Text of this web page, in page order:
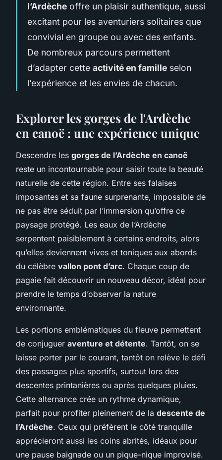
l’Ardèche offre un plaisir authentique, aussi
excitant pour les aventuriers solitaires que
convivial en groupe ou avec des enfants.
De nombreux parcours permettent
d’adapter cette activité en famille selon
l’expérience et les envies de chacun.
Explorer les gorges de l'Ardèche
en canoë : une expérience unique
Descendre les gorges de l’Ardèche en canoë
reste un incontournable pour saisir toute la beauté
naturelle de cette région. Entre ses falaises
imposantes et sa faune surprenante, impossible de
ne pas être séduit par l’immersion qu’offre ce
paysage protégé. Les eaux de l’Ardèche
serpentent paisiblement à certains endroits, alors
qu’elles deviennent vives et toniques aux abords
du célèbre vallon pont d’arc. Chaque coup de
pagaie fait découvrir un nouveau décor, idéal pour
prendre le temps d’observer la nature
environnante.
Les portions emblématiques du fleuve permettent
de conjuguer aventure et détente. Tantôt, on se
laisse porter par le courant, tantôt on relève le défi
des passages plus sportifs, surtout lors des
descentes printanières ou après quelques pluies.
Cette alternance crée un rythme dynamique,
parfait pour profiter pleinement de la descente de
l’Ardèche. Ceux qui préfèrent le côté tranquille
apprécieront aussi les coins abrités, idéaux pour
une pause baignade ou un pique-nique improvisé.